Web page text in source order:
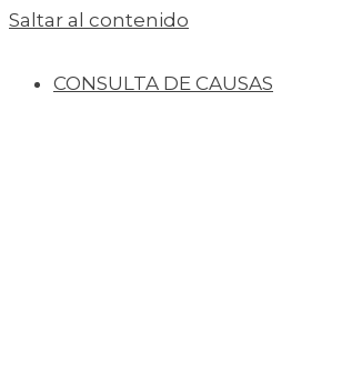
Saltar al contenido
CONSULTA DE CAUSAS